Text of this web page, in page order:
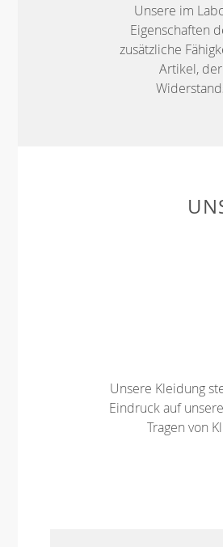
Unsere im
Eigenschaften
zusätzliche
Artikel,
Unsere Kleidung
Eindruck auf
Tragen von